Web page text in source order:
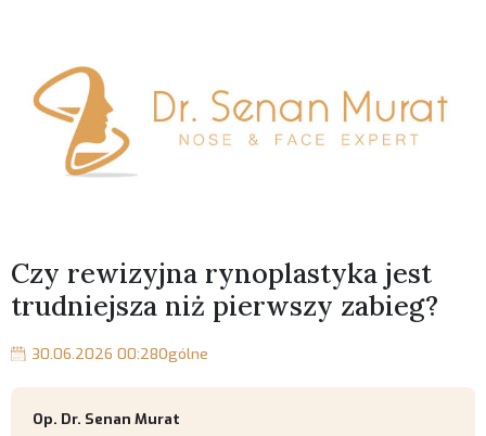
Czy rewizyjna rynoplastyka jest
trudniejsza niż pierwszy zabieg?
30.06.2026 00:28Ogólne
Op. Dr. Senan Murat